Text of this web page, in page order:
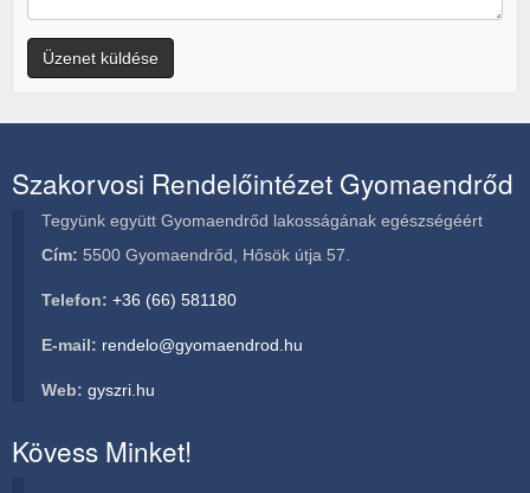
Üzenet küldése
Szakorvosi Rendelőintézet Gyomaendrőd
Tegyünk együtt Gyomaendrőd lakosságának egészségéért
Cím: 5500 Gyomaendrőd, Hősök útja 57.
Telefon: +36 (66) 581180
E-mail: rendelo@gyomaendrod.hu
Web: gyszri.hu
Kövess Minket!